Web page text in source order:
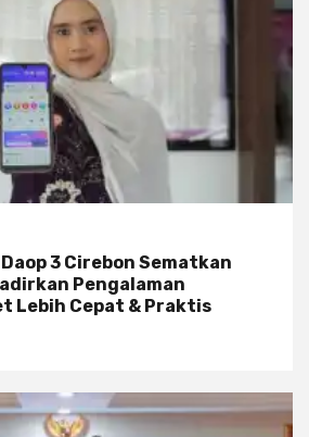
3 Cirebon Sematkan
Pengalaman
Lebih Cepat & Praktis